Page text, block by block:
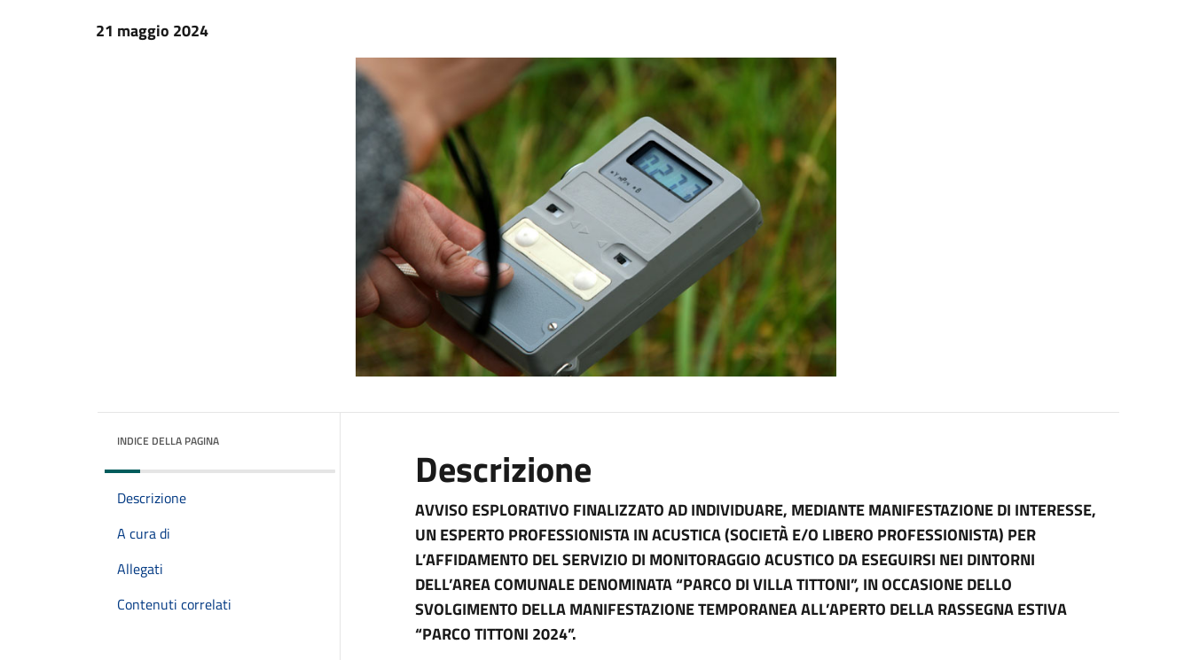
21 maggio 2024
INDICE DELLA PAGINA
Descrizione
A cura di
Allegati
Contenuti correlati
Descrizione
AVVISO ESPLORATIVO FINALIZZATO AD INDIVIDUARE, MEDIANTE MANIFESTAZIONE DI INTERESSE,
UN ESPERTO PROFESSIONISTA IN ACUSTICA (SOCIETÀ E/O LIBERO PROFESSIONISTA) PER
L’AFFIDAMENTO DEL SERVIZIO DI MONITORAGGIO ACUSTICO DA ESEGUIRSI NEI DINTORNI
DELL’AREA COMUNALE DENOMINATA “PARCO DI VILLA TITTONI”, IN OCCASIONE DELLO
SVOLGIMENTO DELLA MANIFESTAZIONE TEMPORANEA ALL’APERTO DELLA RASSEGNA ESTIVA
“PARCO TITTONI 2024”.